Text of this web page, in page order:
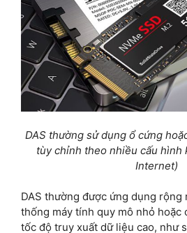
DAS thường sử dụng ổ cứng
tùy chỉnh theo nhiều cấu hình
Internet)
DAS thường được ứng dụng rộng
thống máy tính quy mô nhỏ hoặc
tốc độ truy xuất dữ liệu cao, như